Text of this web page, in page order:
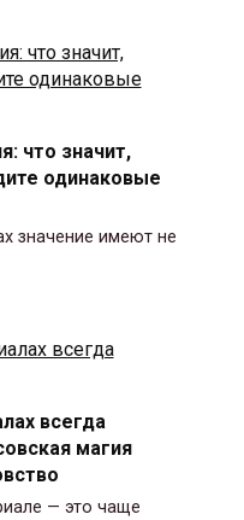
что значит,
одинаковые
значение имеют не
всегда
магия
— это чаще